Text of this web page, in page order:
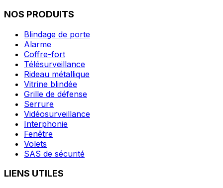
NOS PRODUITS
Blindage de porte
Alarme
Coffre-fort
Télésurveillance
Rideau métallique
Vitrine blindée
Grille de défense
Serrure
Vidéosurveillance
Interphonie
Fenêtre
Volets
SAS de sécurité
LIENS UTILES